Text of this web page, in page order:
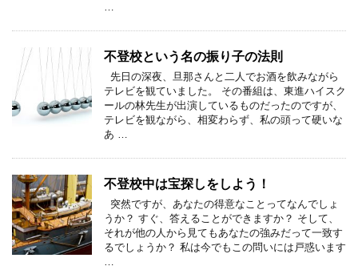
…
不登校という名の振り子の法則
先日の深夜、旦那さんと二人でお酒を飲みながら
テレビを観ていました。 その番組は、東進ハイスク
ールの林先生が出演しているものだったのですが、
テレビを観ながら、相変わらず、私の頭って硬いな
あ …
不登校中は宝探しをしよう！
突然ですが、あなたの得意なことってなんでしょ
うか？ すぐ、答えることができますか？ そして、
それが他の人から見てもあなたの強みだって一致す
るでしょうか？ 私は今でもこの問いには戸惑います
…